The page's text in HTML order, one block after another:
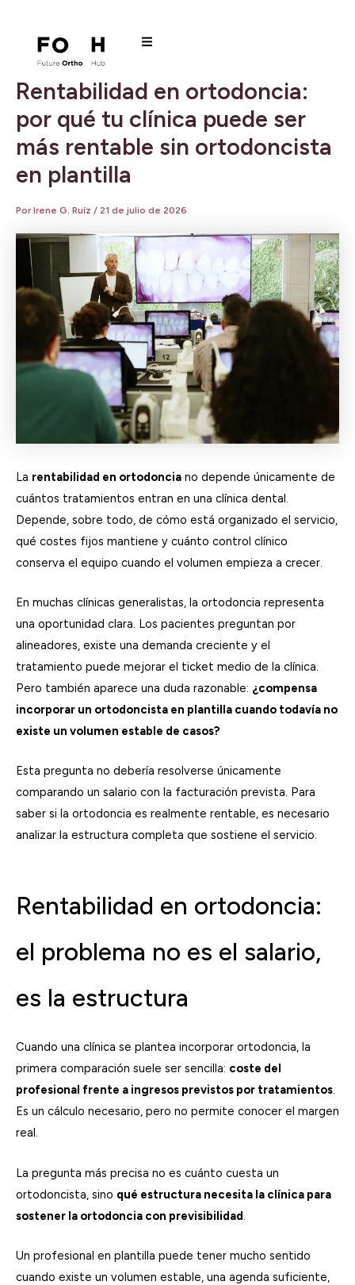
contenido
Rentabilidad en ortodoncia:
por qué tu clínica puede ser
más rentable sin ortodoncista
en plantilla
PorIrene G. Ruíz / 21 de julio de 2026
La rentabilidad en ortodoncia no depende únicamente de
cuántos tratamientos entran en una clínica dental.
Depende, sobre todo, de cómo está organizado el servicio,
qué costes fijos mantiene y cuánto control clínico
conserva el equipo cuando el volumen empieza a crecer.
En muchas clínicas generalistas, la ortodoncia representa
una oportunidad clara. Los pacientes preguntan por
alineadores, existe una demanda creciente y el
tratamiento puede mejorar el ticket medio de la clínica.
Pero también aparece una duda razonable: ¿compensa
incorporar un ortodoncista en plantilla cuando todavía no
existe un volumen estable de casos?
Esta pregunta no debería resolverse únicamente
comparando un salario con la facturación prevista. Para
saber si la ortodoncia es realmente rentable, es necesario
analizar la estructura completa que sostiene el servicio.
Rentabilidad en ortodoncia:
el problema no es el salario,
es la estructura
Cuando una clínica se plantea incorporar ortodoncia, la
primera comparación suele ser sencilla: coste del
profesional frente a ingresos previstos por tratamientos.
Es un cálculo necesario, pero no permite conocer el margen
real.
La pregunta más precisa no es cuánto cuesta un
ortodoncista, sino qué estructura necesita la clínica para
sostener la ortodoncia con previsibilidad
Un profesional en plantilla puede tener mucho sentido
cuando existe un volumen estable, una agenda suficiente,